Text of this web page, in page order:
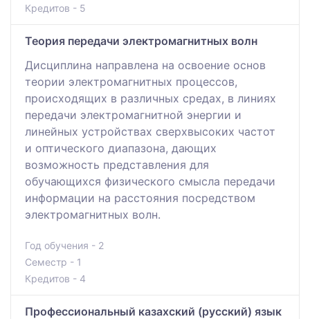
Кредитов - 5
Теория передачи электромагнитных волн
Дисциплина направлена на освоение основ
теории электромагнитных процессов,
происходящих в различных средах, в линиях
передачи электромагнитной энергии и
линейных устройствах сверхвысоких частот
и оптического диапазона, дающих
возможность представления для
обучающихся физического смысла передачи
информации на расстояния посредством
электромагнитных волн.
Год обучения - 2
Семестр - 1
Кредитов - 4
Профессиональный казахский (русский) язык